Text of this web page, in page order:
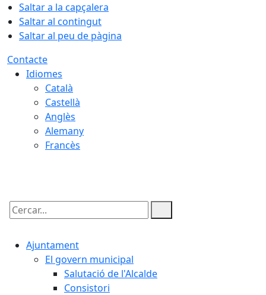
Saltar a la capçalera
Saltar al contingut
Saltar al peu de pàgina
Contacte
Idiomes
Català
Castellà
Anglès
Alemany
Francès
Cercar:
Ajuntament
El govern municipal
Salutació de l'Alcalde
Consistori